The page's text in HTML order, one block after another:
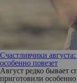
Счастливчики
особенно повезет
Август редко бывает
приготовили